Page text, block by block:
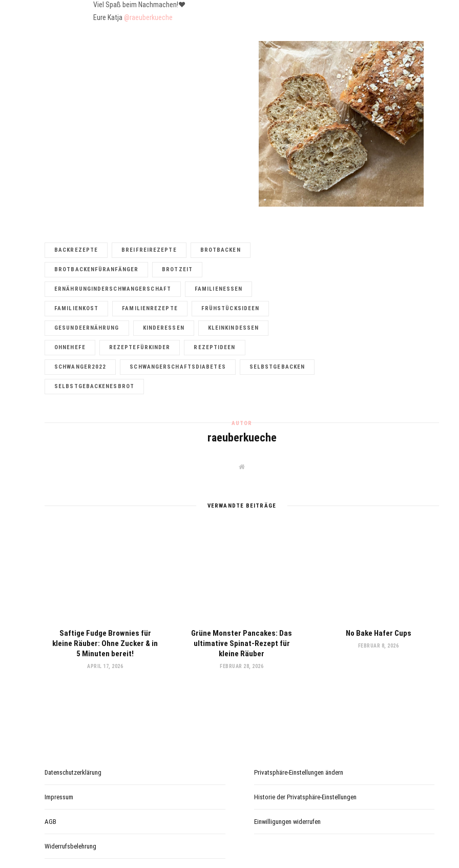
Viel Spaß beim Nachmachen!❤️
Eure Katja @raeuberkueche
BACKREZEPTE BREIFREIREZEPTE BROTBACKEN
BROTBACKENFÜRANFÄNGER BROTZEIT
ERNÄHRUNGINDERSCHWANGERSCHAFT FAMILIENESSEN
FAMILIENKOST FAMILIENREZEPTE FRÜHSTÜCKSIDEEN
GESUNDEERNÄHRUNG KINDERESSEN KLEINKINDESSEN
OHNEHEFE REZEPTEFÜRKINDER REZEPTIDEEN
SCHWANGER2022 SCHWANGERSCHAFTSDIABETES SELBSTGEBACKEN
SELBSTGEBACKENESBROT
AUTOR
raeuberkueche
W
e
VERWANDTE BEITRÄGE
Saftige Fudge Brownies für
kleine Räuber: Ohne Zucker & in
5 Minuten bereit!
APRIL 17, 2026
Grüne Monster Pancakes: Das
ultimative Spinat-Rezept für
kleine Räuber
FEBRUAR 28, 2026
No Bake Hafer Cups
FEBRUAR 8, 2026
Datenschutzerklärung
Impressum
AGB
Widerrufsbelehrung
Privatsphäre-Einstellungen ändern
Historie der Privatsphäre-Einstellungen
Einwilligungen widerrufen